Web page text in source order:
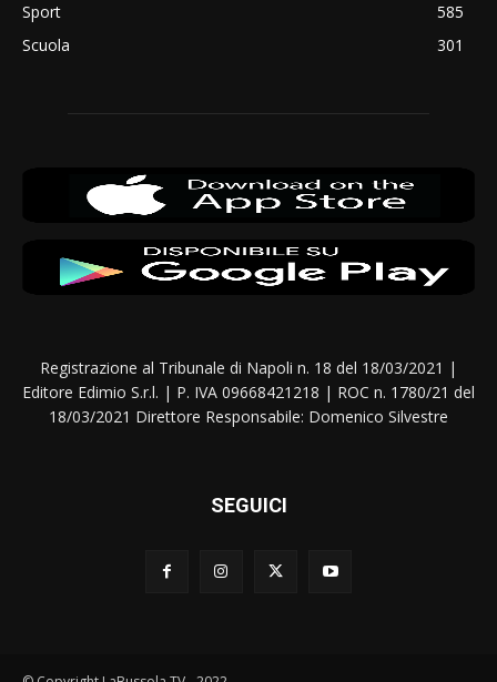
Sport
585
Scuola
301
Registrazione al Tribunale di Napoli n. 18 del 18/03/2021 |
Editore Edimio S.r.l. | P. IVA 09668421218 | ROC n. 1780/21 del
18/03/2021 Direttore Responsabile: Domenico Silvestre
SEGUICI